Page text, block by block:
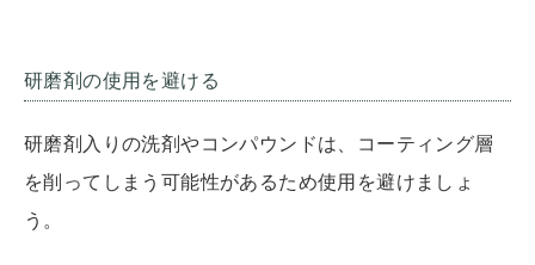
研磨剤の使用を避ける
研磨剤入りの洗剤やコンパウンドは、コーティング層
を削ってしまう可能性があるため使用を避けましょ
う。